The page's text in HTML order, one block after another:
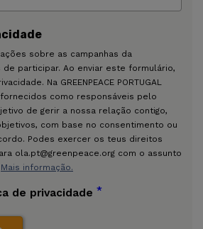
sobre as campanhas da
de participar. Ao enviar este formulário,
Na GREENPEACE PORTUGAL
como responsáveis pelo
de gerir a nossa relação contigo,
com base no consentimento ou
Podes exercer os teus direitos
ola.pt@greenpeace.org com o assunto
Mais informação.
de privacidade *